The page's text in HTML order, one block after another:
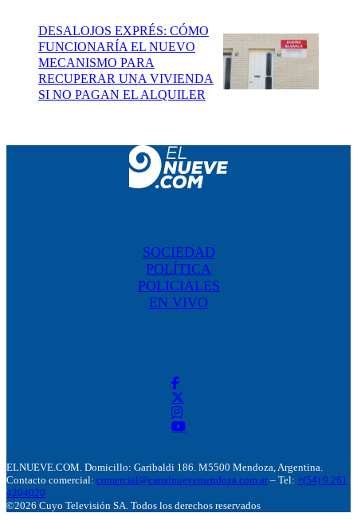
DESALOJOS EXPRÉS: CÓMO
FUNCIONARÍA EL NUEVO
MECANISMO PARA
RECUPERAR UNA VIVIENDA
SI NO PAGAN EL ALQUILER
SOCIEDAD
POLÍTICA
POLICIALES
EN VIVO
ELNUEVE.COM. Domicillo: Garibaldi 186. M5500 Mendoza, Argentina.
Contacto comercial: comercial@canalnuevemendoza.com.ar – Tel: +(54) 9 261
4204020
©2026 Cuyo Televisión SA. Todos los derechos reservados